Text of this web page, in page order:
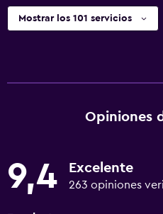
Mostrar los 101 servicios
Opiniones
9,4 Excelente
263 opiniones